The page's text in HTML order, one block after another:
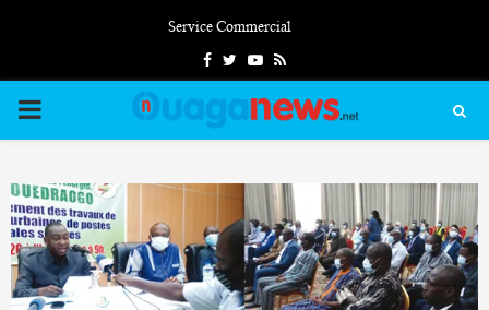
Service Commercial
FacebookTwitterYoutube
Rss
PRIMARY